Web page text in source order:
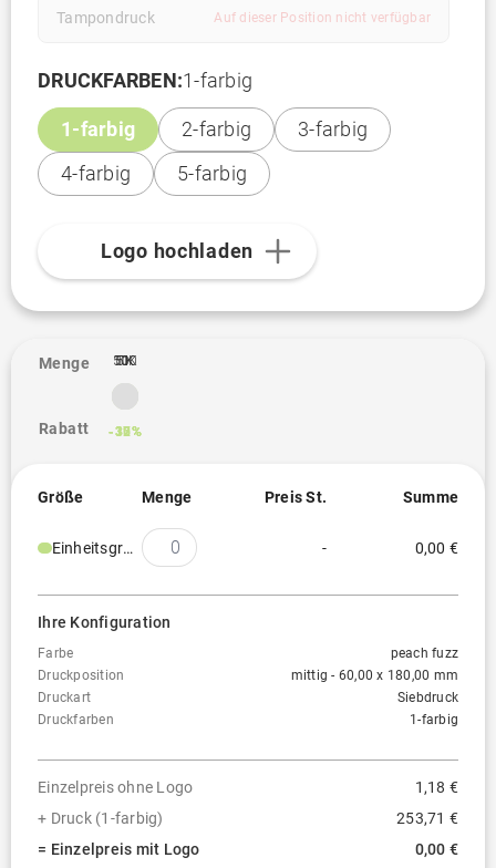
Tampondruck Auf dieser Position nicht verfügbar
DRUCKFARBEN:1-farbig
1-farbig 2-farbig
3-farbig
4-farbig
5-farbig
Logo hochladen
Menge
Rabatt
1
500
-12%
1K
-30%
5K
-35%
10K
-37%
Größe Menge Preis St. Summe
Einheitsgröße - 0,00 €
Ihre Konfiguration
Farbe
peach fuzz
Druckposition
mittig - 60,00 x 180,00 mm
Druckart
Siebdruck
Druckfarben
1-farbig
Einzelpreis ohne Logo
1,18 €
+ Druck (1-farbig)
253,71 €
= Einzelpreis mit Logo
0,00 €